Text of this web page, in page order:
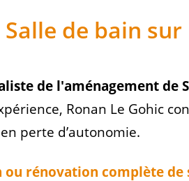
Salle de bain sur
de l'aménagement de
Ronan Le Gohic
perte d’autonomie.
ou rénovation complète de